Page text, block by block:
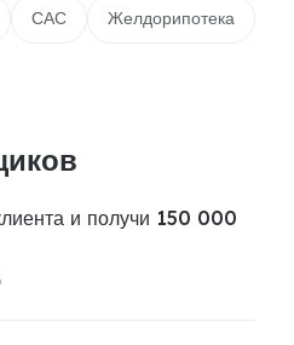
САС Желдорипотека
и получи 150 000